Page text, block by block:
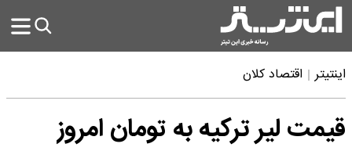
اینتیتر اقتصاد کلان
قیمت لیر ترکیه به تومان امروز